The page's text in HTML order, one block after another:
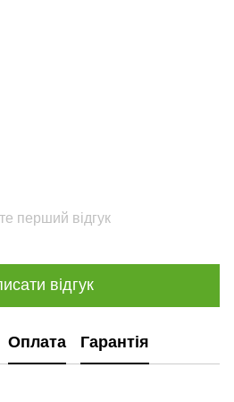
перший відгук
відгук
Оплата Гарантія